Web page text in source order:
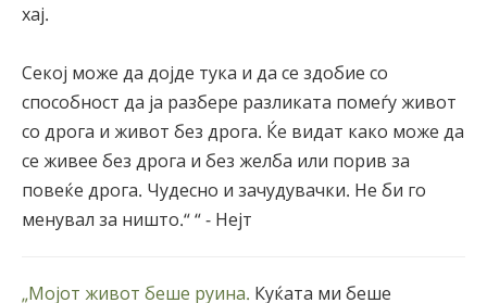
хај.
Секој може да дојде тука и да се здобие со
способност да ја разбере разликата помеѓу живот
со дрога и живот без дрога. Ќе видат како може да
се живее без дрога и без желба или порив за
повеќе дрога. Чудесно и зачудувачки. Не би го
менувал за ништо.“ “ - Нејт
„Мојот живот беше руина. Куќата ми беше